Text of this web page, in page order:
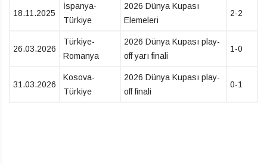
18.11.2025
İspanya-
Türkiye
2026 Dünya Kupası
Elemeleri
2-2
26.03.2026
Türkiye-
Romanya
2026 Dünya Kupası play-
off yarı finali
1-0
31.03.2026
Kosova-
Türkiye
2026 Dünya Kupası play-
off finali
0-1